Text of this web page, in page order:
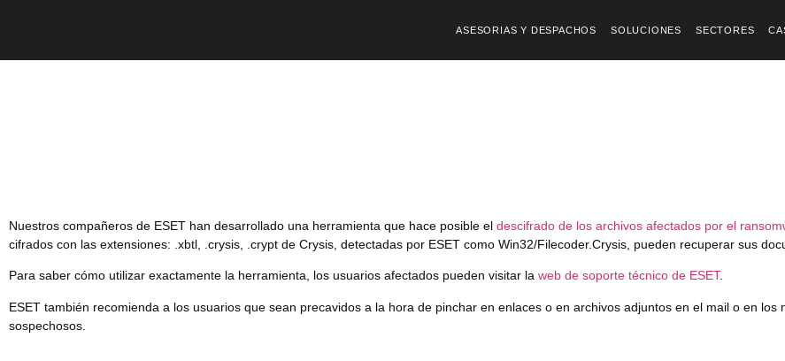
ASESORIAS Y DESPACHOS SOLUCIONES SECTORES
Nuestros compañeros de ESET han desarrollado una herramienta que hace posible el descifrado de los archivos afectados por el
cifrados con las extensiones: .xbtl, .crysis, .crypt de Crysis, detectadas por ESET como Win32/Filecoder.Crysis, pueden recuperar sus
Para saber cómo utilizar exactamente la herramienta, los usuarios afectados pueden visitar la web de soporte técnico de ESET.
ESET también recomienda a los usuarios que sean precavidos a la hora de pinchar en enlaces o en archivos adjuntos en el mail o en
sospechosos.